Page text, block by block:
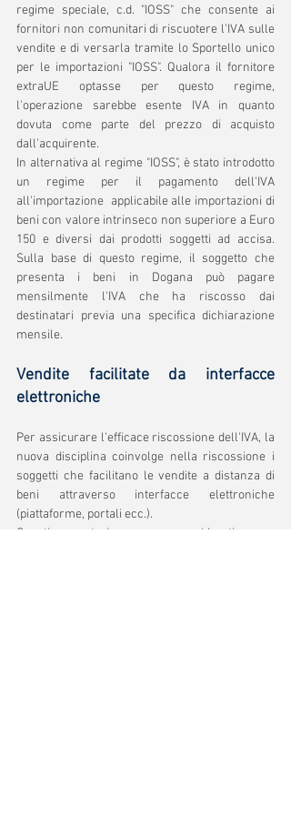
regime speciale, c.d. "IOSS" che consente ai
fornitori non comunitari di riscuotere l'IVA sulle
vendite e di versarla tramite lo Sportello unico
per le importazioni "IOSS". Qualora il fornitore
extraUE optasse per questo regime,
l'operazione sarebbe esente IVA in quanto
dovuta come parte del prezzo di acquisto
dall'acquirente.
In alternativa al regime "IOSS", è stato introdotto
un regime per il pagamento dell'IVA
all'importazione  applicabile alle importazioni di
beni con valore intrinseco non superiore a Euro
150 e diversi dai prodotti soggetti ad accisa.
Sulla base di questo regime, il soggetto che
presenta i beni in Dogana può pagare
mensilmente l'IVA che ha riscosso dai
destinatari previa una specifica dichiarazione
mensile.
Vendite facilitate da interfacce
elettroniche
Per assicurare l'efficace riscossione dell'IVA, la
nuova disciplina coinvolge nella riscossione i
soggetti che facilitano le vendite a distanza di
beni attraverso interfacce elettroniche
(piattaforme, portali ecc.).
Questi operatori vengono considerati come